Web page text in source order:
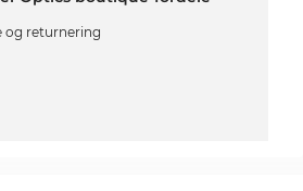
og returnering